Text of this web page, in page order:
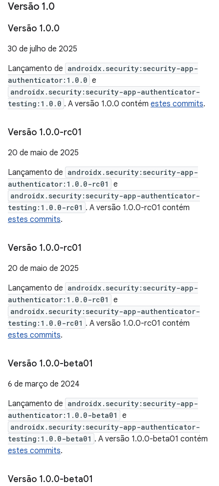
Versão 1.0
Versão 1.0.0
30 de julho de 2025
Lançamento de androidx.security:security-app-
authenticator:1.0.0 e
androidx.security:security-app-authenticator-
testing:1.0.0 . A versão 1.0.0 contém estes commits.
Versão 1.0.0-rc01
20 de maio de 2025
Lançamento de androidx.security:security-app-
authenticator:1.0.0-rc01
e
androidx.security:security-app-authenticator-
testing:1.0.0-rc01 . A versão 1.0.0-rc01 contém
estes commits.
Versão 1.0.0-rc01
20 de maio de 2025
Lançamento de androidx.security:security-app-
authenticator:1.0.0-rc01
e
androidx.security:security-app-authenticator-
testing:1.0.0-rc01 . A versão 1.0.0-rc01 contém
estes commits.
Versão 1.0.0-beta01
6 de março de 2024
Lançamento de androidx.security:security-app-
authenticator:1.0.0-beta01
e
androidx.security:security-app-authenticator-
testing:1.0.0-beta01 . A versão 1.0.0-beta01 contém
estes commits.
Versão 1.0.0-beta01